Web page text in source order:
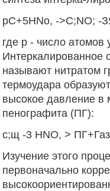
pC+5HNo, ->C;NO;
где р - число атомов
Интеркалированное
называют нитратом
термоудара
высокое давление в
пенографита (ПГ):
с;щ -3 HNO, >
Изучение этого
первоначально